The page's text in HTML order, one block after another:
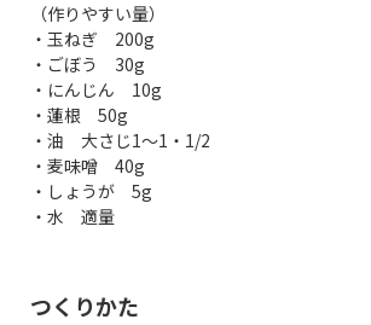
（作りやすい量）
・玉ねぎ 200g
・ごぼう 30g
・にんじん 10g
・蓮根 50g
・油 大さじ1～1・1/2
・麦味噌 40g
・しょうが 5g
・水 適量
つくりかた